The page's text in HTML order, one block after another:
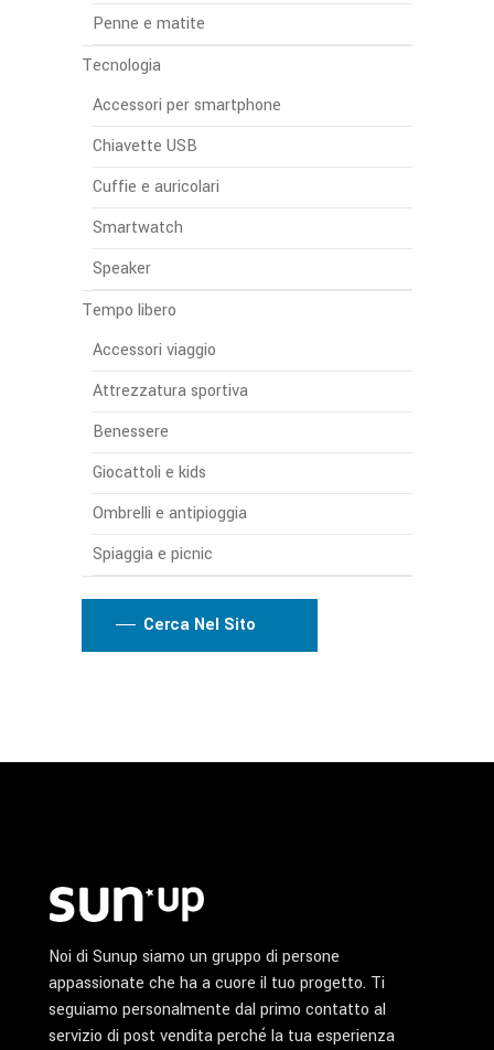
Penne e matite
Tecnologia
Accessori per smartphone
Chiavette USB
Cuffie e auricolari
Smartwatch
Speaker
Tempo libero
Accessori viaggio
Attrezzatura sportiva
Benessere
Giocattoli e kids
Ombrelli e antipioggia
Spiaggia e picnic
Cerca Nel Sito
Noi di Sunup siamo un gruppo di persone
appassionate che ha a cuore il tuo progetto. Ti
seguiamo personalmente dal primo contatto al
servizio di post vendita perché la tua esperienza